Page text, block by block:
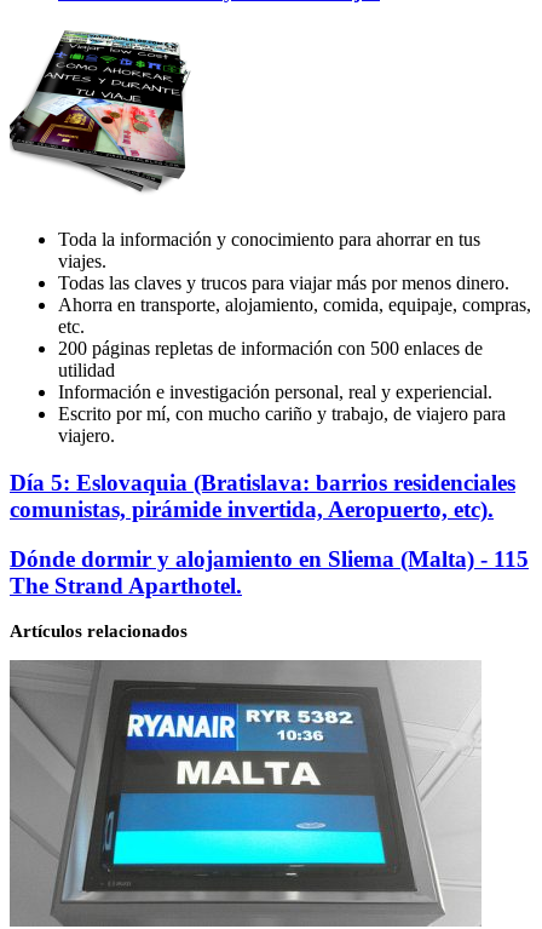
Toda la información y conocimiento para ahorrar en tus
viajes.
Todas las claves y trucos para viajar más por menos dinero.
Ahorra en transporte, alojamiento, comida, equipaje, compras,
etc.
200 páginas repletas de información con 500 enlaces de
utilidad
Información e investigación personal, real y experiencial.
Escrito por mí, con mucho cariño y trabajo, de viajero para
viajero.
Día
Eslovaquia
barrios
residenciales
pirámide
Aeropuerto,
etc).
Día 5: Eslovaquia (Bratislava: barrios residenciales
comunistas, pirámide invertida, Aeropuerto, etc).
Dónde
dormir
y
alojamiento
en
Sliema
(Malta)
-
115
Aparthotel.
Dónde dormir y alojamiento en Sliema (Malta) - 115
The Strand Aparthotel.
Artículos relacionados